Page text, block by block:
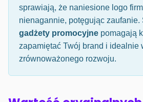
sprawiają, że naniesione logo
nienagannie, potęgując zaufanie.
gadżety promocyjne pomagają
zapamiętać Twój brand i idealnie
zrównoważonego rozwoju.